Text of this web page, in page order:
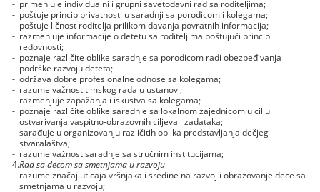
- primenjuje individualni i grupni savetodavni rad sa roditeljima;
- poštuje princip privatnosti u saradnji sa porodicom i kolegama;
- poštuje ličnost roditelja prilikom davanja povratnih informacija;
- razmenjuje informacije o detetu sa roditeljima poštujući princip
redovnosti;
- poznaje različite oblike saradnje sa porodicom radi obezbeđivanja
podrške razvoju deteta;
- održava dobre profesionalne odnose sa kolegama;
- razume važnost timskog rada u ustanovi;
- razmenjuje zapažanja i iskustva sa kolegama;
- poznaje različite oblike saradnje sa lokalnom zajednicom u cilju
ostvarivanja vaspitno-obrazovnih ciljeva i zadataka;
- sarađuje u organizovanju različitih oblika predstavljanja dečjeg
stvaralaštva;
- razume važnost saradnje sa stručnim institucijama;
4.Rad sa decom sa smetnjama u razvoju
- razume značaj uticaja vršnjaka i sredine na razvoj i obrazovanje dece sa
smetnjama u razvoju;